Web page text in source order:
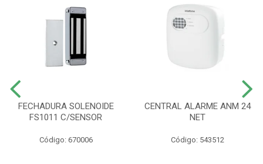
FECHADURA SOLENOIDE
FS1011 C/SENSOR
Código: 670006
CENTRAL ALARME ANM 24
NET
Código: 543512